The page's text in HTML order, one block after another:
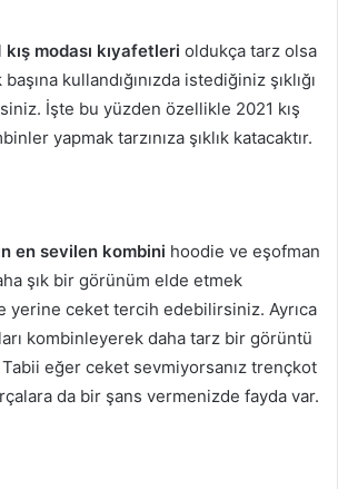
kış modası kıyafetleri oldukça tarz olsa
kullandığınızda istediğiniz şıklığı
İşte bu yüzden özellikle 2021 kış
yapmak tarzınıza şıklık katacaktır.
en sevilen kombini hoodie ve eşofman
şık bir görünüm elde etmek
yerine ceket tercih edebilirsiniz. Ayrıca
kombinleyerek daha tarz bir görüntü
eğer ceket sevmiyorsanız trençkot
da bir şans vermenizde fayda var.